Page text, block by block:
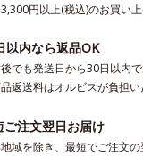
円以上(税込)のお買い
以内なら返品OK
でも発送日から30日以内
返送料はオルビスが負担い
ご注文翌日お届け
域を除き、最短でご注文